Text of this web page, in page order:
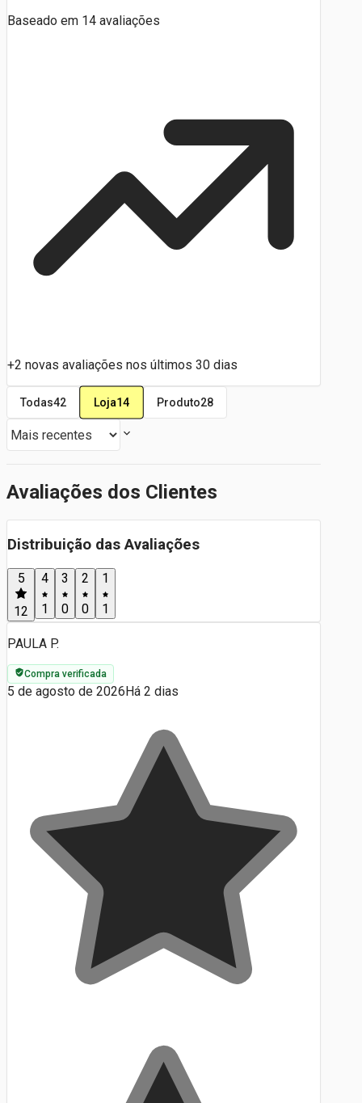
Baseado em 14 avaliações
+2 novas avaliações nos últimos 30 dias
Todas42 Loja14 Produto28
Avaliações dos Clientes
Distribuição das Avaliações
5
12
4
1
3
0
2
0
1
1
PAULA P.
Compra verificada
5 de agosto de 2026 Há 2 dias